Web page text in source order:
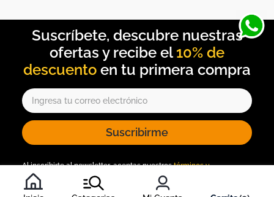
10% de
descuento
Suscribirme
Al inscribirte al newsletter, aceptas nuestrostérminos y
condiciones
, y nuestra política de tratamiento de información